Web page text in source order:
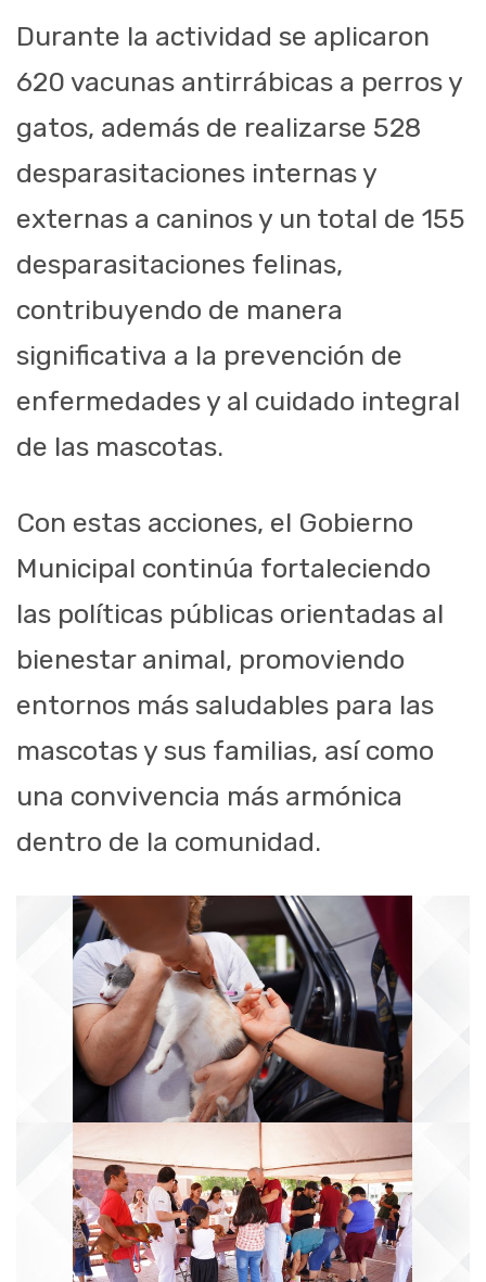
Durante la actividad se aplicaron
620 vacunas antirrábicas a perros y
gatos, además de realizarse 528
desparasitaciones internas y
externas a caninos y un total de 155
desparasitaciones felinas,
contribuyendo de manera
significativa a la prevención de
enfermedades y al cuidado integral
de las mascotas.
Con estas acciones, el Gobierno
Municipal continúa fortaleciendo
las políticas públicas orientadas al
bienestar animal, promoviendo
entornos más saludables para las
mascotas y sus familias, así como
una convivencia más armónica
dentro de la comunidad.